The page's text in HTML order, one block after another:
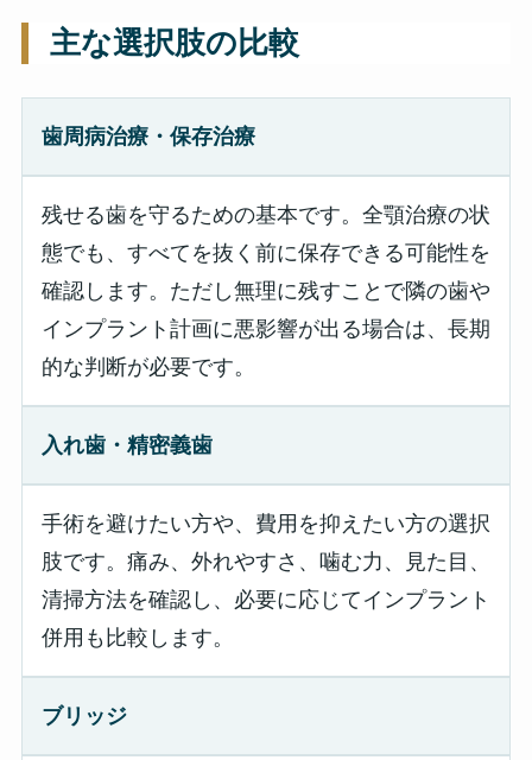
主な選択肢の比較
歯周病治療・保存治療
残せる歯を守るための基本です。全顎治療の状
態でも、すべてを抜く前に保存できる可能性を
確認します。ただし無理に残すことで隣の歯や
インプラント計画に悪影響が出る場合は、長期
的な判断が必要です。
入れ歯・精密義歯
手術を避けたい方や、費用を抑えたい方の選択
肢です。痛み、外れやすさ、噛む力、見た目、
清掃方法を確認し、必要に応じてインプラント
併用も比較します。
ブリッジ